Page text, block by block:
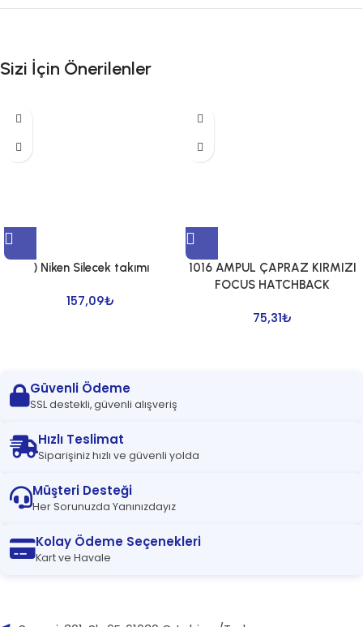
Sizi İçin Önerilenler
) Niken Silecek takımı
157,09₺
1016 AMPUL ÇAPRAZ KIRMIZI
FOCUS HATCHBACK
75,31₺
Güvenli Ödeme
SSL destekli, güvenli alışveriş
Hızlı Teslimat
Siparişiniz hızlı ve güvenli yolda
Müşteri Desteği
Her Sorunuzda Yanınızdayız
Kolay Ödeme Seçenekleri
Kart ve Havale